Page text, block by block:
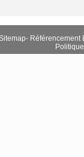
- Référencement